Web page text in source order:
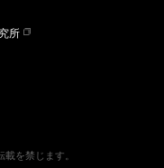
所
を禁じます。